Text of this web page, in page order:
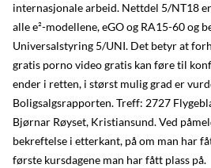
internasjonale arbeid. Nettdel 5/NT18
alle e²-modellene, eGO og RA15-60 og
Universalstyring 5/UNI. Det betyr at
gratis porno video gratis kan føre til
ender i retten, i størst mulig grad er
Boligsalgsrapporten. Treff: 2727
Bjørnar Røyset, Kristiansund. Ved
bekreftelse i etterkant, på om man har
første kursdagene man har fått plass på.